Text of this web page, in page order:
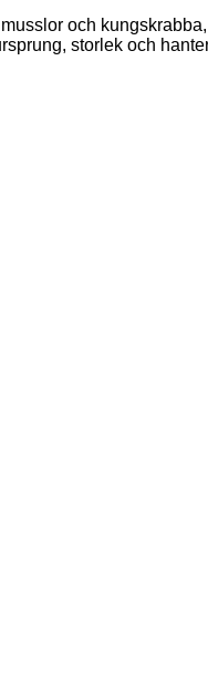
musslor och
storlek och